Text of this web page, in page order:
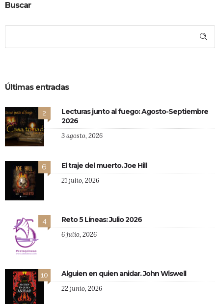
Buscar
Últimas entradas
2
Lecturas junto al fuego: Agosto-Septiembre
2026
3 agosto, 2026
6 El traje del muerto. Joe Hill
21 julio, 2026
4 Reto 5 Líneas: Julio 2026
6 julio, 2026
10 Alguien en quien anidar. John Wiswell
22 junio, 2026